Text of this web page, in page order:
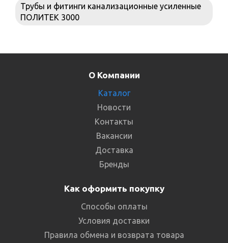
Трубы и фитинги канализационные усиленные
ПОЛИТЕК 3000
О Компании
Каталог
Новости
Контакты
Вакансии
Доставка
Бренды
Как оформить покупку
Способы оплаты
Условия доставки
Правила обмена и возврата товара